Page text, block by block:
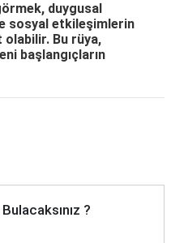
duygusal
sosyal etkileşimlerin
Bu rüya,
başlangıçların
?